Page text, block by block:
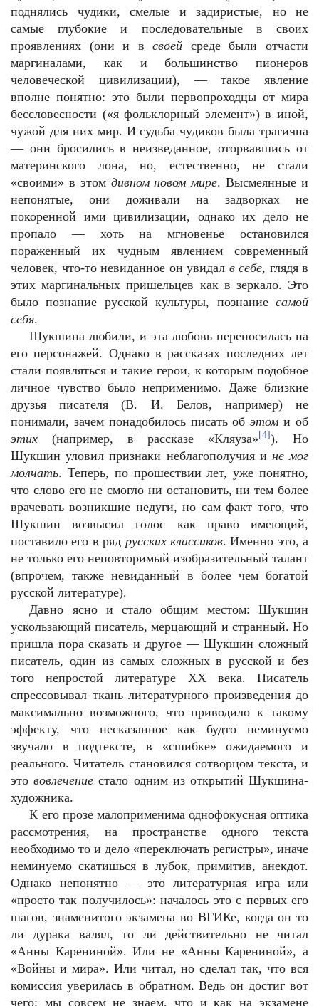
поднялись чудики, смелые и задиристые, но не
самые глубокие и последовательные в своих
проявлениях (они и всвоей среде были отчасти
маргиналами, как и большинство пионеров
человеческой цивилизации), — такое явление
вполне понятно: это были первопроходцы от мира
бессловесности («я фольклорный элемент») в иной,
чужой для них мир. И судьба чудиков была трагична
— они бросились в неизведанное, оторвавшись от
материнского лона, но, естественно, не стали
«своими» в этом дивном новом мире. Высмеянные и
непонятые, они доживали на задворках не
покоренной ими цивилизации, однако их дело не
пропало — хоть на мгновенье остановился
пораженный их чудным явлением современный
человек, что-то невиданное он увидал в себе, глядя в
этих маргинальных пришельцев как в зеркало. Это
было познание русской культуры, познание самой
себя.
Шукшина любили, и эта любовь переносилась на
его персонажей. Однако в рассказах последних лет
стали появляться и такие герои, к которым подобное
личное чувство было неприменимо. Даже близкие
друзья писателя (В. И. Белов, например) не
понимали, зачем понадобилось писать обэтом и об
этих (например, в рассказе «Кляуза» [4]). Но
Шукшин уловил признаки неблагополучия и не мог
молчать. Теперь, по прошествии лет, уже понятно,
что слово его не смогло ни остановить, ни тем более
врачевать возникшие недуги, но сам факт того, что
Шукшин возвысил голос как право имеющий,
поставило его в ряд русских классиков. Именно это, а
не только его неповторимый изобразительный талант
(впрочем, также невиданный в более чем богатой
русской литературе).
Давно ясно и стало общим местом: Шукшин
ускользающий писатель, мерцающий и странный. Но
пришла пора сказать и другое — Шукшин сложный
писатель, один из самых сложных в русской и без
того непростой литературе ХХ века. Писатель
спрессовывал ткань литературного произведения до
максимально возможного, что приводило к такому
эффекту, что несказанное как будто неминуемо
звучало в подтексте, в «сшибке» ожидаемого и
реального. Читатель становился сотворцом текста, и
этововлечение стало одним из открытий Шукшина-
художника.
К его прозе малоприменима однофокусная оптика
рассмотрения, на пространстве одного текста
необходимо то и дело «переключать регистры», иначе
неминуемо скатишься в лубок, примитив, анекдот.
Однако непонятно — это литературная игра или
«просто так получилось»: началось это с первых его
шагов, знаменитого экзамена во ВГИКе, когда он то
ли дурака валял, то ли действительно не читал
«Анны Карениной». Или не «Анны Карениной», а
«Войны и мира». Или читал, но сделал так, что вся
комиссия уверилась в обратном. Ведь он достиг вот
чего: мы совсем не знаем, что и как на экзамене